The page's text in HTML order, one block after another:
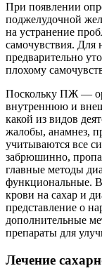
При появлении
поджелудочной
на устранение
самочувствия. Для
предварительно
плохому
Поскольку ПЖ —
внутреннюю и
какой из видов
жалобы, анамнез,
учитываются все
забрюшинно,
главные методы
функциональные.
крови на сахар и
представление о
дополнительные
препараты для
Лечение